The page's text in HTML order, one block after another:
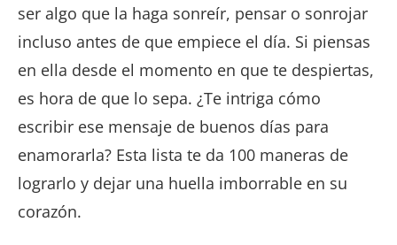
ser algo que la haga sonreír, pensar o sonrojar
incluso antes de que empiece el día. Si piensas
en ella desde el momento en que te despiertas,
es hora de que lo sepa. ¿Te intriga cómo
escribir ese mensaje de buenos días para
enamorarla? Esta lista te da 100 maneras de
lograrlo y dejar una huella imborrable en su
corazón.